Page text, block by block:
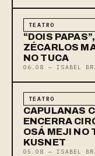
TEATRO
“DOIS
ZÉCARLOS
NO TUCA
06.08 — ISABEL
TEATRO
CAPULANAS
ENCERRA
OSÁ MEJI NO
KUSNET
05.08 — ISABEL